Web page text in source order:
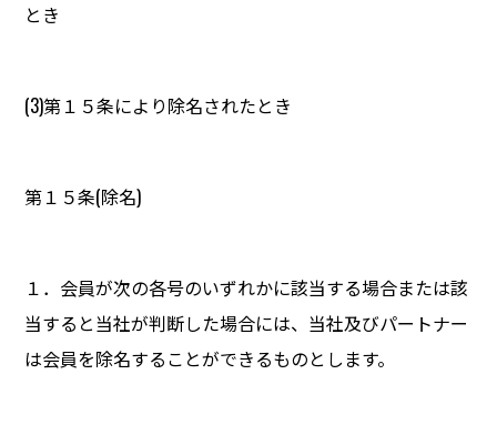
とき
(3)第１５条により除名されたとき
第１５条(除名)
１．会員が次の各号のいずれかに該当する場合または該
当すると当社が判断した場合には、当社及びパートナー
は会員を除名することができるものとします。